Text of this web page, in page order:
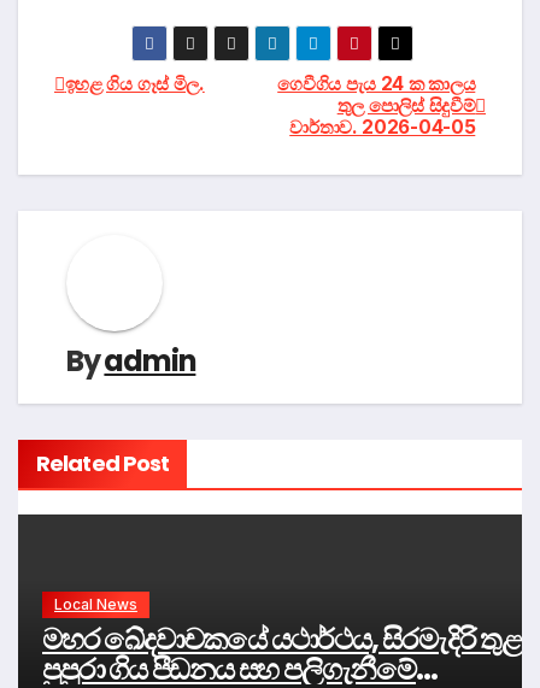
Post
ගෙවීගිය පැය 24 ක කාලය
තුල පොලිස් සිදුවීම්
වාර්තාව. 2026-04-05
ඉහළ ගිය ගෑස් මිල.
Byadmin
Related Post
Local News
මහර ඛේදවාචකයේ යථාර්ථය, සිරමැදිරි තුළ
පුපුරා ගිය පීඩනය සහ පලිගැනීමේ